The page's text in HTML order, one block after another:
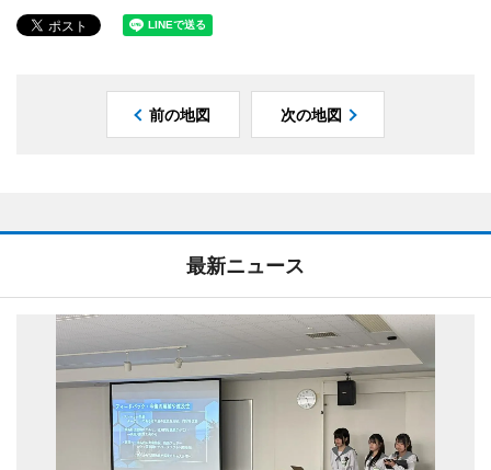
前の地図 次の地図
最新ニュース